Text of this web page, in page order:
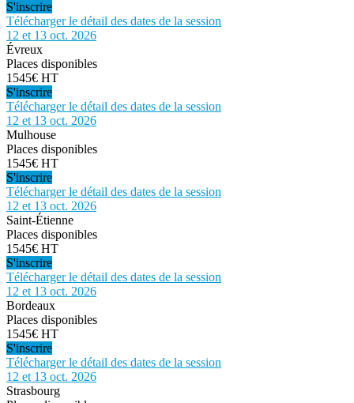
S'inscrire
Télécharger le détail des dates de la session
12 et 13 oct. 2026
Évreux
Places disponibles
1545€ HT
S'inscrire
Télécharger le détail des dates de la session
12 et 13 oct. 2026
Mulhouse
Places disponibles
1545€ HT
S'inscrire
Télécharger le détail des dates de la session
12 et 13 oct. 2026
Saint-Étienne
Places disponibles
1545€ HT
S'inscrire
Télécharger le détail des dates de la session
12 et 13 oct. 2026
Bordeaux
Places disponibles
1545€ HT
S'inscrire
Télécharger le détail des dates de la session
12 et 13 oct. 2026
Strasbourg